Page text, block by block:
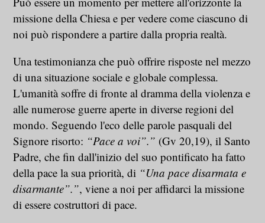
missione della Chiesa e per vedere come ciascuno di
noi può rispondere a partire dalla propria realtà.
Una testimonianza che può offrire risposte nel mezzo
di una situazione sociale e globale complessa.
L'umanità soffre di fronte al dramma della violenza e
alle numerose guerre aperte in diverse regioni del
mondo. Seguendo l'eco delle parole pasquali del
Signore risorto: “Pace a voi”.” (Gv 20,19), il Santo
Padre, che fin dall'inizio del suo pontificato ha fatto
della pace la sua priorità, di “Una pace disarmata e
disarmante”.”, viene a noi per affidarci la missione
di essere costruttori di pace.